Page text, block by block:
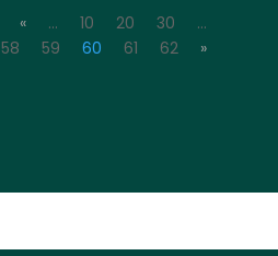
« … 10 20 30
…
58
59 60 61 62 »